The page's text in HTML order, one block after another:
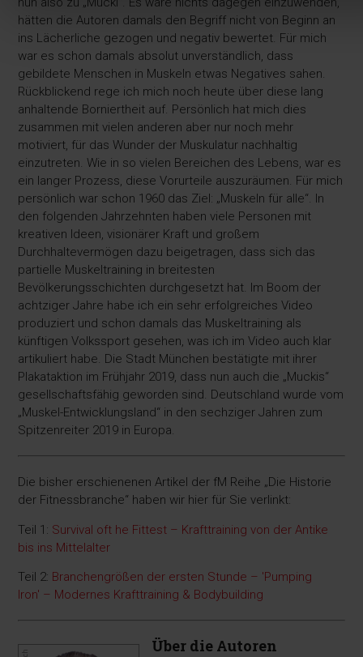
hätten die Autoren damals den Begriff nicht von Beginn an
ins Lächerliche gezogen und negativ bewertet. Für mich
war es schon damals absolut unverständlich, dass
gebildete Menschen in Muskeln etwas Negatives sahen.
Rückblickend rege ich mich noch heute über diese lang
anhaltende Borniertheit auf. Persönlich hat mich dies
zusammen mit vielen anderen aber nur noch mehr
motiviert, für das Wunder der Muskulatur nachhaltig
einzutreten. Wie in so vielen Bereichen des Lebens, war es
ein langer Prozess, diese Vorurteile auszuräumen. Für mich
persönlich war schon 1960 das Ziel: „Muskeln für alle“. In
den folgenden Jahrzehnten haben viele Personen mit
kreativen Ideen, visionärer Kraft und großem
Durchhaltevermögen dazu beigetragen, dass sich das
partielle Muskeltraining in breitesten
Bevölkerungsschichten durchgesetzt hat. Im Boom der
achtziger Jahre habe ich ein sehr erfolgreiches Video
produziert und schon damals das Muskeltraining als
künftigen Volkssport gesehen, was ich im Video auch klar
artikuliert habe. Die Stadt München bestätigte mit ihrer
Plakataktion im Frühjahr 2019, dass nun auch die „Muckis“
gesellschaftsfähig geworden sind. Deutschland wurde vom
„Muskel-Entwicklungsland“ in den sechziger Jahren zum
Spitzenreiter 2019 in Europa.
Die bisher erschienenen Artikel der fM Reihe „Die Historie
der Fitnessbranche“ haben wir hier für Sie verlinkt:
Teil 1: Survival oft he Fittest – Krafttraining von der Antike
bis ins Mittelalter
Teil 2: Branchengrößen der ersten Stunde – 'Pumping
Iron' – Modernes Krafttraining & Bodybuilding
Über die Autoren